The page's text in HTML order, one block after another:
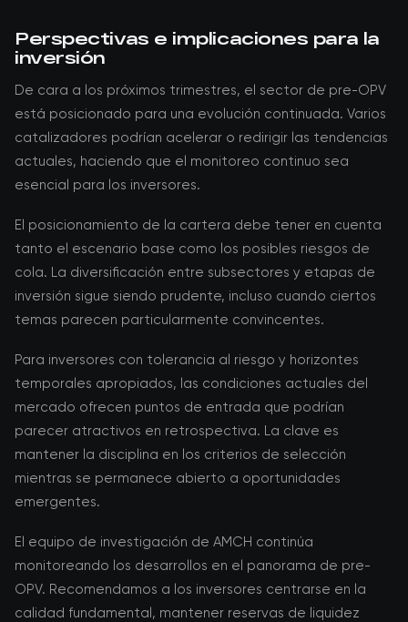
Perspectivas e implicaciones para la
inversión
De cara a los próximos trimestres, el sector de pre-OPV
está posicionado para una evolución continuada. Varios
catalizadores podrían acelerar o redirigir las tendencias
actuales, haciendo que el monitoreo continuo sea
esencial para los inversores.
El posicionamiento de la cartera debe tener en cuenta
tanto el escenario base como los posibles riesgos de
cola. La diversificación entre subsectores y etapas de
inversión sigue siendo prudente, incluso cuando ciertos
temas parecen particularmente convincentes.
Para inversores con tolerancia al riesgo y horizontes
temporales apropiados, las condiciones actuales del
mercado ofrecen puntos de entrada que podrían
parecer atractivos en retrospectiva. La clave es
mantener la disciplina en los criterios de selección
mientras se permanece abierto a oportunidades
emergentes.
El equipo de investigación de AMCH continúa
monitoreando los desarrollos en el panorama de pre-
OPV. Recomendamos a los inversores centrarse en la
calidad fundamental, mantener reservas de liquidez